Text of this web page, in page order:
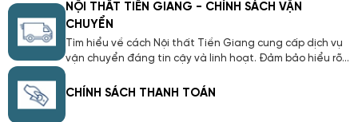
NỘI THẤT TIỀN GIANG - CHÍNH SÁCH VẬN
CHUYỂN
Tìm hiểu về cách Nội thất Tiền Giang cung cấp dịch vụ
vận chuyển đáng tin cậy và linh hoạt. Đảm bảo hiểu rõ
quan. Với Chính Sách Vận Chuyển của chúng tôi, chúng
CHÍNH SÁCH THANH TOÁN